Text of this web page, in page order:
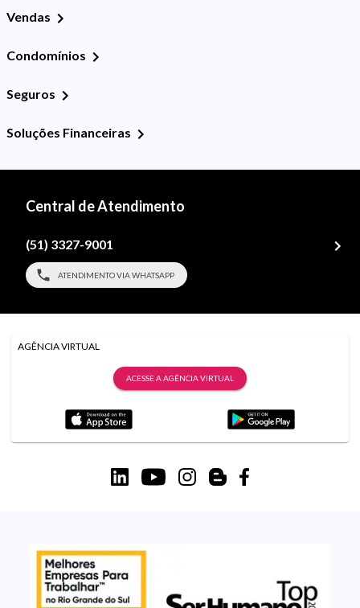
Vendas
Condomínios
Seguros
Soluções Financeiras
Central de Atendimento
(51) 3327-9001
ATENDIMENTO VIA WHATSAPP
AGÊNCIA VIRTUAL
ACESSE A AGÊNCIA VIRTUAL